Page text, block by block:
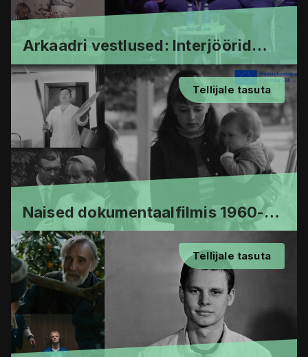
Arkaadri vestlused: Interjöörid
Eesti filmides 1980. aastatel
Tellijale tasuta
Naised dokumentaalfilmis 1960-
80ndatel
Tellijale tasuta